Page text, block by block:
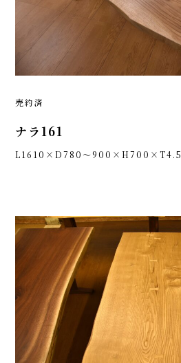
売約済
ナラ161
L1610×D780～900×H700×T4.5